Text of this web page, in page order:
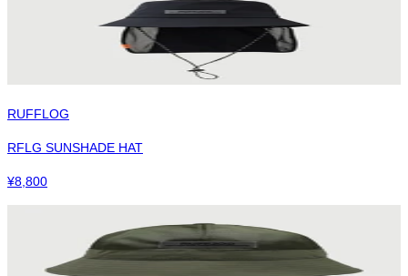
RUFFLOG
RFLG SUNSHADE HAT
¥8,800